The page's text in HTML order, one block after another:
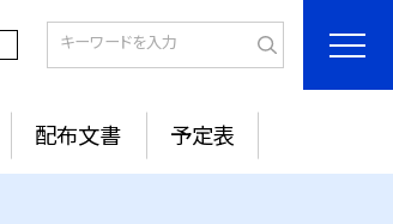
配布文書 予定表